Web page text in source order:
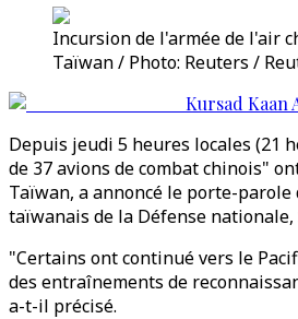
Incursion de l'armée de l'air
Taïwan / Photo: Reuters /
Kursad Kaan
Depuis jeudi 5 heures locales (21
de 37 avions de combat chinois"
Taïwan, a annoncé le porte-
taïwanais de la Défense nationale,
"Certains ont continué vers le
des entraînements de
a-t-il précisé.